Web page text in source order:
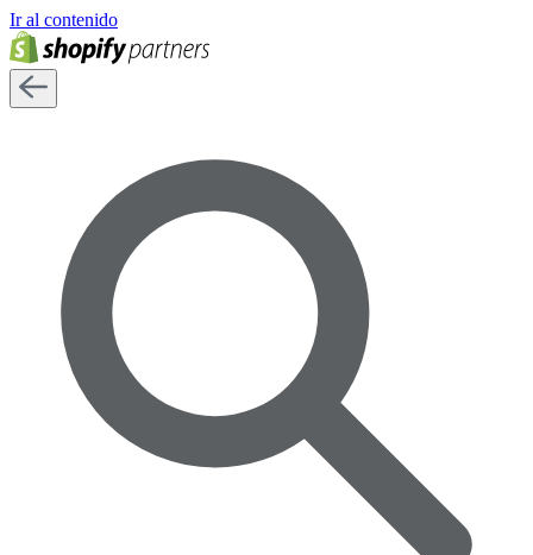
Ir al contenido